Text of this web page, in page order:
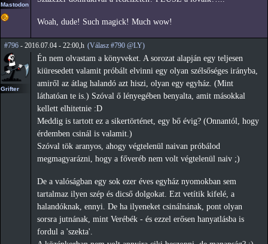
Mastodon
Woah, dude! Such magick! Much wow!
#796 - 2016.07.04 - 22:00,h (Válasz #790 @LY)
Grifter
Én nem olvastam a könyveket. A sorozat alapján egy teljesen
kiüresedett valamit próbált elvinni egy olyan szélsőséges irányba,
amiről az átlag halandó azt hiszi, olyan egy egyház. (Mint
láthatóan te is.) Szóval ő lényegében benyalta, amit másokkal
kellett elhitetnie :D
Meddig is tartott ez a sikertörténet, egy bő évig? (Onnantól, hogy
érdemben csinál is valamit.)
Szóval tök aranyos, ahogy végtelenül naivan próbálod
megmagyarázni, hogy a főveréb nem volt végtelenül naiv ;)
De a valóságban egy sok ezer éves egyház nyomokban sem
tartalmaz ilyen szép és dicső dolgokat. Ezt vetítik kifelé, a
halandóknak, ennyi. De ha ilyeneket csinálnának, pont olyan
sorsra jutnának, mint Verébék - és ezzel erősen hanyatlásba is
fordul a 'szekta'.